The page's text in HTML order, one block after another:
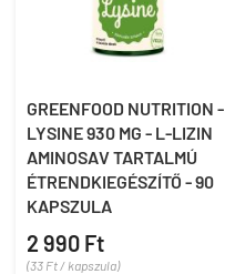
GREENFOOD NUTRITION -
LYSINE 930 MG - L-LIZIN
AMINOSAV TARTALMÚ
ÉTRENDKIEGÉSZÍTŐ - 90
KAPSZULA
2 990 Ft
(33 Ft / kapszula)